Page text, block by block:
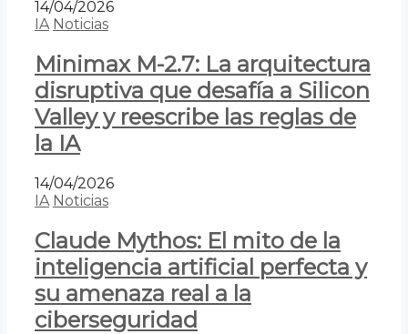
14/04/2026
IA Noticias
Minimax M-2.7: La arquitectura
disruptiva que desafía a Silicon
Valley y reescribe las reglas de
la IA
14/04/2026
IA Noticias
Claude Mythos: El mito de la
inteligencia artificial perfecta y
su amenaza real a la
ciberseguridad